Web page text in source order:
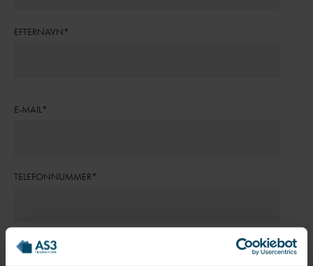
EFTERNAVN*
E-MAIL*
TELEFONNUMMER*
VIRKSOMHED